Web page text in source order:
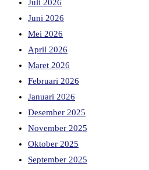
Juli 2026
Juni 2026
Mei 2026
April 2026
Maret 2026
Februari 2026
Januari 2026
Desember 2025
November 2025
Oktober 2025
September 2025